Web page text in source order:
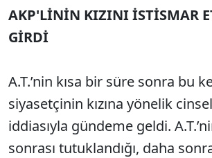
AKP'LİNİN KIZINI İSTİSMAR
GİRDİ
A.T.’nin kısa bir süre sonra bu
siyasetçinin kızına yönelik cinsel
iddiasıyla gündeme geldi.
sonrası tutuklandığı, daha